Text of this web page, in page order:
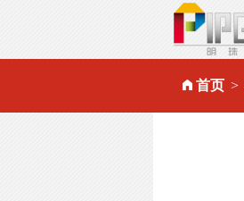
首页